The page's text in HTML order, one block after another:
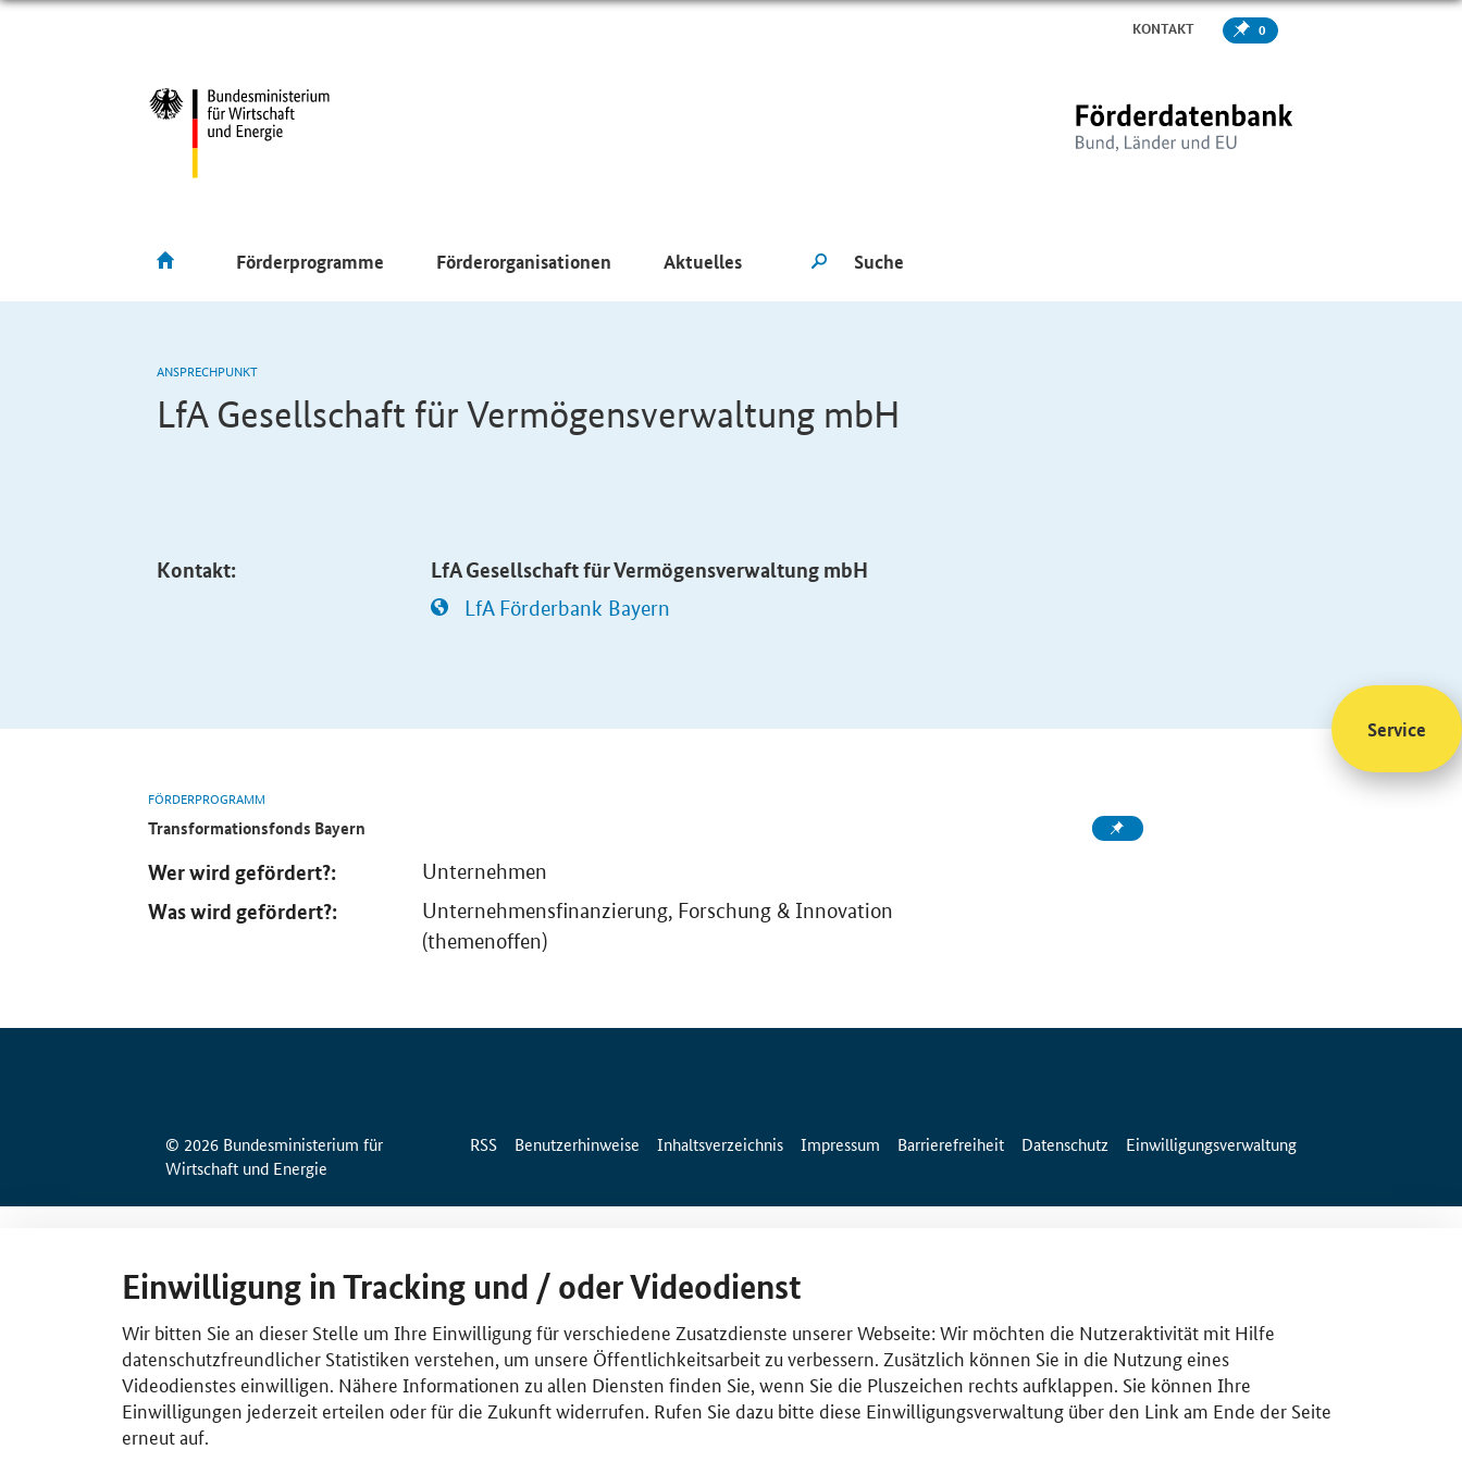
KONTAKT 0
Förderprogramme Förderorganisationen Aktuelles
ANSPRECHPUNKT
LfA Gesellschaft für Vermögensverwaltung mbH
Kontakt: LfA Gesellschaft für Vermögensverwaltung mbH
LfA Förderbank Bayern
FÖRDERPROGRAMM
Transformationsfonds Bayern
Wer wird gefördert?: Unternehmen
Was wird gefördert?:
Unternehmensfinanzierung, Forschung & Innovation
(themenoffen)
Service
© 2026 Bundesministerium für
Wirtschaft und Energie
RSS Benutzerhinweise Inhaltsverzeichnis Impressum Barrierefreiheit Datenschutz Einwilligungsverwaltung
Einwilligung in Tracking und / oder Videodienst
Wir bitten Sie an dieser Stelle um Ihre Einwilligung für verschiedene Zusatzdienste unserer Webseite: Wir möchten die Nutzeraktivität mit Hilfe
datenschutzfreundlicher Statistiken verstehen, um unsere Öffentlichkeitsarbeit zu verbessern. Zusätzlich können Sie in die Nutzung eines
Videodienstes einwilligen. Nähere Informationen zu allen Diensten finden Sie, wenn Sie die Pluszeichen rechts aufklappen. Sie können Ihre
Einwilligungen jederzeit erteilen oder für die Zukunft widerrufen. Rufen Sie dazu bitte diese Einwilligungsverwaltung über den Link am Ende der Seite
erneut auf.